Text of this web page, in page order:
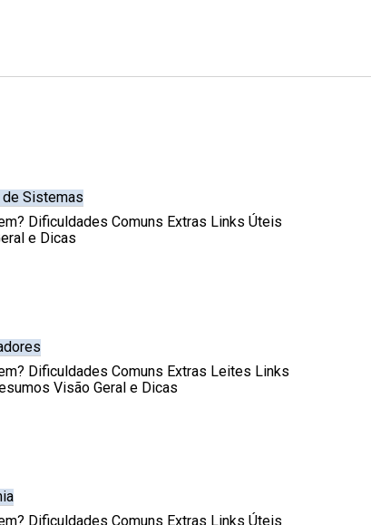
Sistemas
Dificuldades Comuns Extras Links Úteis
e Dicas
Dificuldades Comuns Extras Leites Links
Visão Geral e Dicas
Dificuldades Comuns Extras Links Úteis